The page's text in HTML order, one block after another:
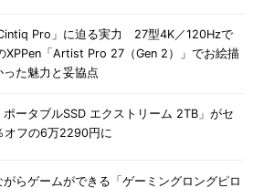
Pro」に迫る実力 27型4K／120Hzで
XPPen「Artist Pro 27（Gen 2）」でお絵描
った魅力と妥協点
ポータブルSSD エクストリーム 2TB」がセ
オフの6万2290円に
らゲームができる「ゲーミングロングピロ